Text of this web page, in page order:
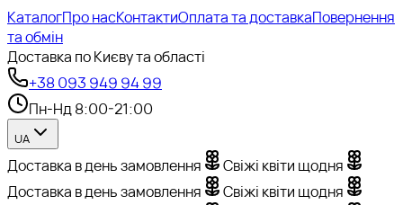
КаталогПро насКонтактиОплата та доставкаПовернення
та обмін
Доставка по Києву та області
+38 093 949 94 99
Пн-Нд 8:00-21:00
UA
Доставка в день замовлення
Свіжі квіти щодня
Доставка в день замовлення
Свіжі квіти щодня